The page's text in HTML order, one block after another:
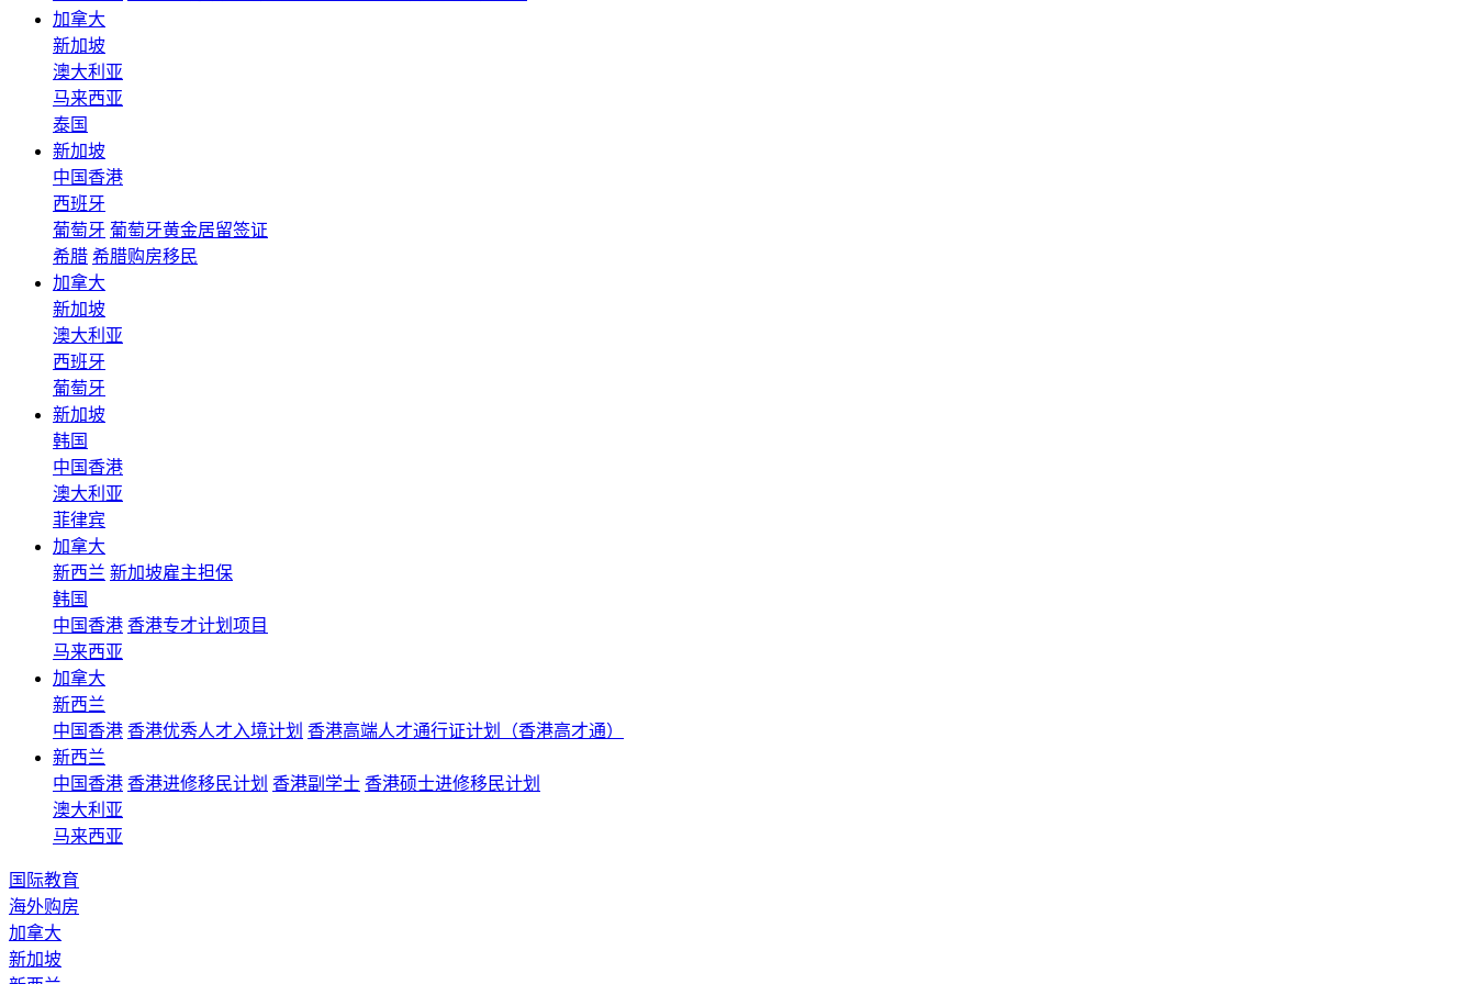
加拿大
新加坡
澳大利亚
马来西亚
泰国
新加坡
中国香港
西班牙
葡萄牙 葡萄牙黄金居留签证
希腊 希腊购房移民
加拿大
新加坡
澳大利亚
西班牙
葡萄牙
新加坡
韩国
中国香港
澳大利亚
菲律宾
加拿大
新西兰 新加坡雇主担保
韩国
中国香港 香港专才计划项目
马来西亚
加拿大
新西兰
中国香港 香港优秀人才入境计划 香港高端人才通行证计划（香港高才通）
新西兰
中国香港 香港进修移民计划 香港副学士 香港硕士进修移民计划
澳大利亚
马来西亚
国际教育
海外购房
加拿大
新加坡